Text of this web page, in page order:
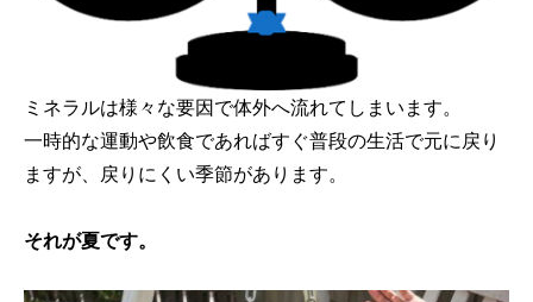
ミネラルは様々な要因で体外へ流れてしまいます。
一時的な運動や飲食であればすぐ普段の生活で元に戻り
ますが、戻りにくい季節があります。
それが夏です。